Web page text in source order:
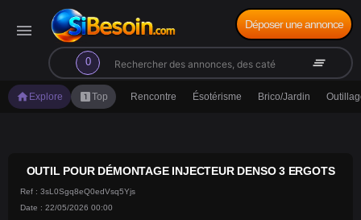
menu
0
search clear_all
Déposer une annonce
home Explore looks_oneTop Rencontre Ésotérisme Brico/Jardin
OUTIL POUR DÉMONTAGE INJECTEUR DENSO 3 ERGOTS
Ref : 3sL0Sgq8eQ0edVsq5Yjs
Date : 22/05/2026 00:00